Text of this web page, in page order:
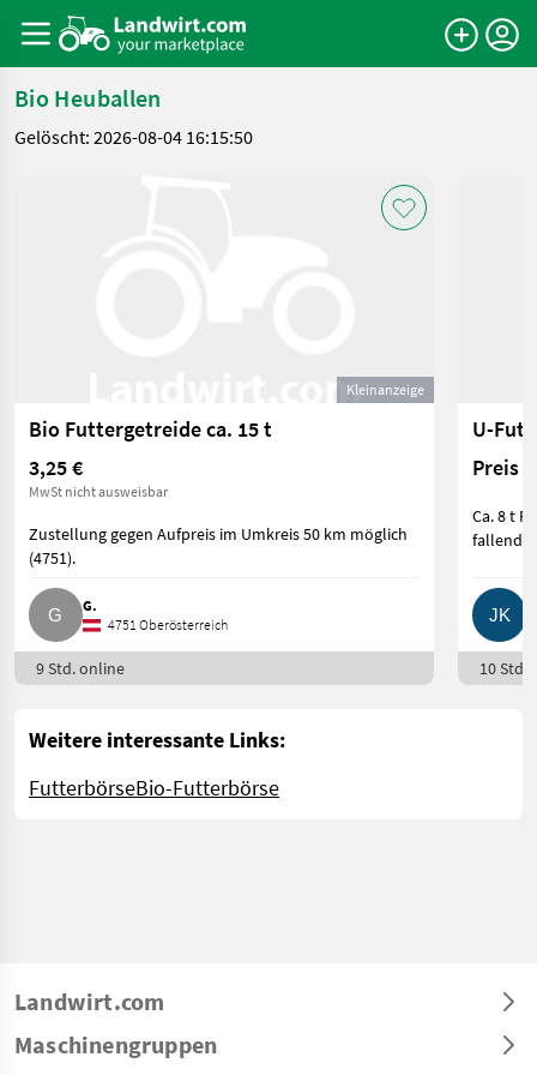
Bio Heuballen
Gelöscht: 2026-08-04 16:15:50
Kleinanzeige
Bio Futtergetreide ca. 15 t
3,25 €
MwSt nicht ausweisbar
Zustellung gegen Aufpreis im Umkreis 50 km möglich
(4751).
G.
4751 Oberösterreich
9 Std. online
U-
Preis
Ca. 8 t
fallend.
10 Std.
Weitere interessante Links:
FutterbörseBio-Futterbörse
Landwirt.com
Maschinengruppen